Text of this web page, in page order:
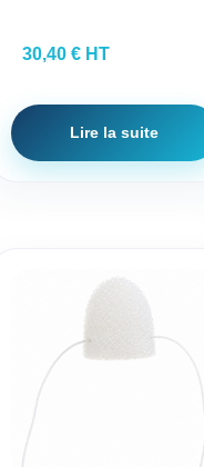
30,40 € HT
Lire la suite